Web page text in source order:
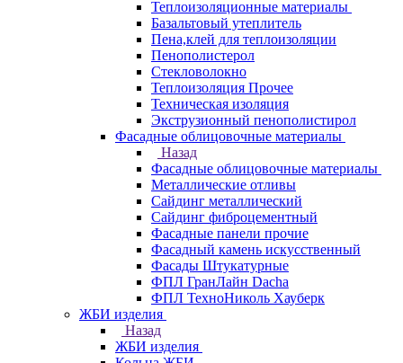
Теплоизоляционные материалы
Базальтовый утеплитель
Пена,клей для теплоизоляции
Пенополистерол
Стекловолокно
Теплоизоляция Прочее
Техническая изоляция
Экструзионный пенополистирол
Фасадные облицовочные материалы
Назад
Фасадные облицовочные материалы
Металлические отливы
Сайдинг металлический
Сайдинг фиброцементный
Фасадные панели прочие
Фасадный камень искусственный
Фасады Штукатурные
ФПЛ ГранЛайн Dacha
ФПЛ ТехноНиколь Хауберк
ЖБИ изделия
Назад
ЖБИ изделия